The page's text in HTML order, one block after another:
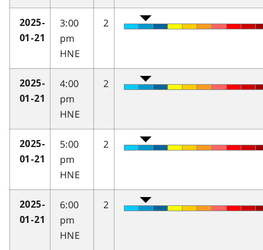
2025-
01-21
3:00
pm
HNE
2
2025-
01-21
4:00
pm
HNE
2
2025-
01-21
5:00
pm
HNE
2
2025-
01-21
6:00
pm
HNE
2